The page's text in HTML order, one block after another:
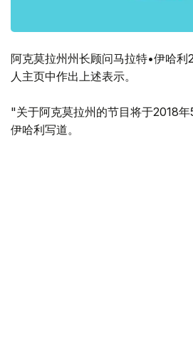
阿克莫拉州州长顾问马拉特•伊哈
人主页中作出上述表示。
"关于阿克莫拉州的节目将于2018
伊哈利写道。